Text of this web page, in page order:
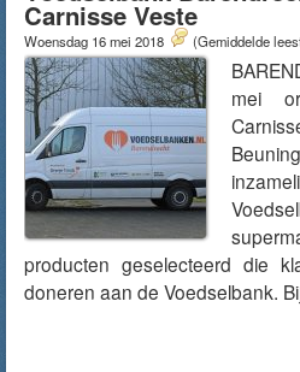
Carnisse Veste
Woensdag 16 mei 2018 (Gemiddelde
mei
producten geselecteerd die
doneren aan de Voedselbank.